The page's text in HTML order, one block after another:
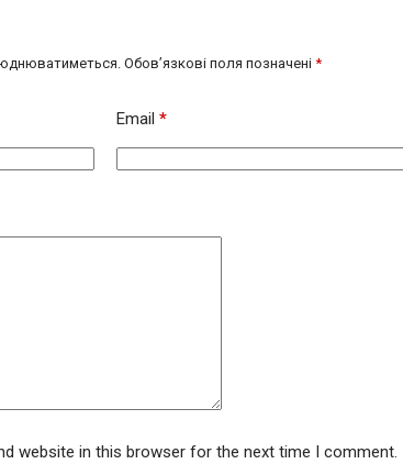
Обов’язкові поля позначені *
Email *
website in this browser for the next time I comment.